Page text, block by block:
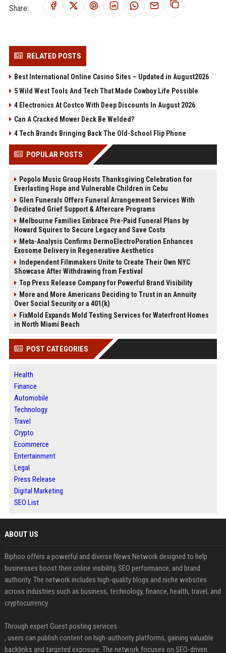
Share:
RELATED POSTS
Best International Online Casino Sites – Updated in August2026
5 Wild West Tools And Tech That Made Cowboy Life Possible
4 Electronics At Costco With Deep Discounts In August 2026
Can A Cracked Mower Deck Be Welded?
4 Tech Brands Bringing Back The Old-School Flip Phone
POPULAR POSTS
Popolo Music Group Hosts Thanksgiving Celebration for
Everlasting Hope and Vulnerable Children in Cebu
Glen Funerals Offers Funeral Arrangement Services With
Dedicated Grief Support & Aftercare Programs
Melbourne Families Embrace Pre-Paid Funeral Plans by
Howard Squires to Secure Legacy and Save Costs
Meta-Analysis Confirms DermoElectroPoration Enhances
Exosome Delivery in Regenerative Aesthetics
Independent Filmmakers Unite to Create Their Own NYC
Showcase After Withdrawing from Festival
Top Press Release Company for Powerful Brand Visibility
More and More Americans Deciding to Trust in an Annuity
Over Social Security or a 401(k)
FixMold Expands Mold Testing Services for Waterfront Homes
in North Miami Beach
POST CATEGORIES
Health
Finance
Automobile
Technology
Travel
Crypto
Ecommerce
Entertainment
Legal
Press Release
Digital Marketing
SEO List
ABOUT US
Biphoo offers a powerful and diverse News Network designed to help
businesses boost their online visibility, SEO performance, and brand
authority. The network includes high-quality blogs and niche websites
across industries such as business, technology, finance, health, travel, and
cryptocurrency.
Through expert Guest posting services
, users can publish content on high-authority platforms, gaining valuable
backlinks and targeted exposure. The network focuses on SEO-driven